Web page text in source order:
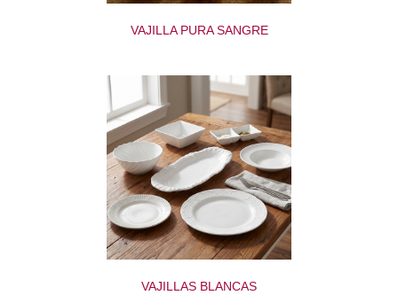
VAJILLA PURA SANGRE
VAJILLAS BLANCAS